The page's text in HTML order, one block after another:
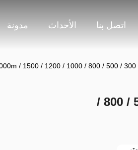
اتصل بنا الأحداث مدونة
كاميرا تفتيش الحفرة العميقة تحت الماء 300 / 500 / 800 /